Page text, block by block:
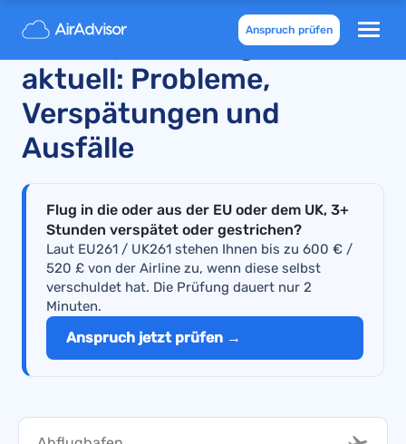
Anspruch prüfen
SunExpress Flugstatus
aktuell: Probleme,
Verspätungen und
Ausfälle
Flug in die oder aus der EU oder dem UK, 3+
Stunden verspätet oder gestrichen?
Laut EU261 / UK261 stehen Ihnen bis zu 600 € /
520 £ von der Airline zu, wenn diese selbst
verschuldet hat. Die Prüfung dauert nur 2
Minuten.
Anspruch jetzt prüfen →